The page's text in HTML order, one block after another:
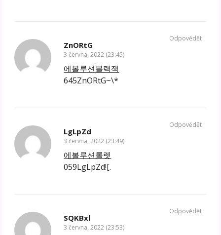
ZnORtG
3 června, 2022 (23:45)
에볼루션블랙잭
645ZnORtG~\*
Odpovědět
LgLpZd
3 června, 2022 (23:49)
에볼루션롤렛
059LgLpZd![.
Odpovědět
SQKBxl
3 června, 2022 (23:53)
Odpovědět